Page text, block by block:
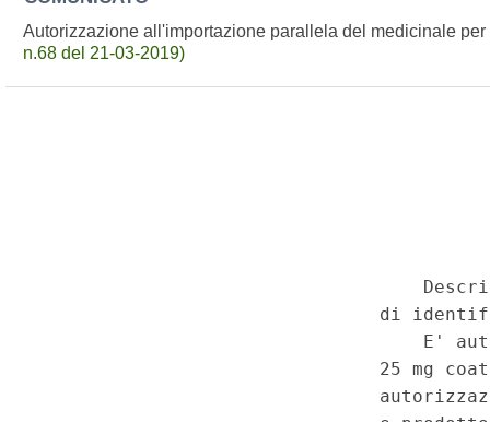
Autorizzazione all'importazione parallela del medicinale
n.68 del 21-03-2019)